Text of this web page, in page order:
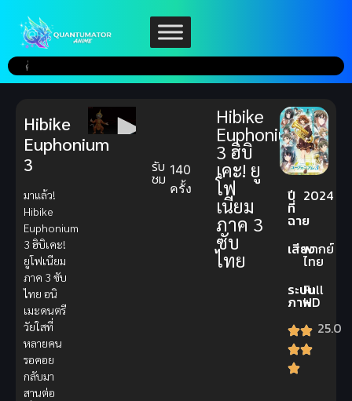
รับ
ชม 140
ครั้ง
Hibike
Euphonium
3 ฮิบิ
เคะ! ยู
โฟ
เนียม
ภาค 3
ซับ
ไทย
ปี
ที่
ฉาย
2024
เสียงพากย์
ไทย
ระบบ
ภาพ
Full
HD
25.0
Hibike
Euphonium
3
มาแล้ว!
Hibike
Euphonium
3 ฮิบิเคะ!
ยูโฟเนียม
ภาค 3 ซับ
ไทย อนิ
เมะดนตรี
วัยใสที่
หลายคน
รอคอย
กลับมา
สานต่อ